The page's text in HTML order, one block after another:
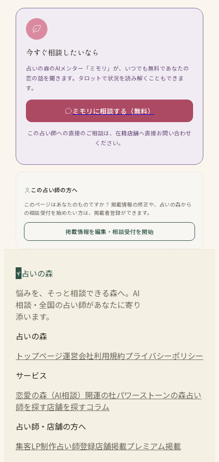
今すぐ相談したいなら
占いの森のAIメンター「ミモリ」が、いつでも無料であなたの
恋の話を聞きます。タロットで状況を読み解くこともできま
す。
ミモリに相談する（無料）
この占い師への直接のご相談は、在籍店舗へ直接お問い合わせ
ください。
この占い師の方へ
このページはあなたのものですか？ 掲載情報の修正や、占いの森から
の相談受付を始めたい方は、掲載者登録ができます。
掲載情報を編集・相談受付を開始
占いの森
悩みを、そっと相談できる森へ。AI
相談・全国の占い師があなたに寄り
添います。
占いの森
トップページ運営会社利用規約プライバシーポリシー
サービス
恋愛の森（AI相談） 開運の杜パワーストーンの森占い
師を探す店舗を探すコラム
占い師・店舗の方へ
集客LP制作占い師登録店舗掲載プレミアム掲載